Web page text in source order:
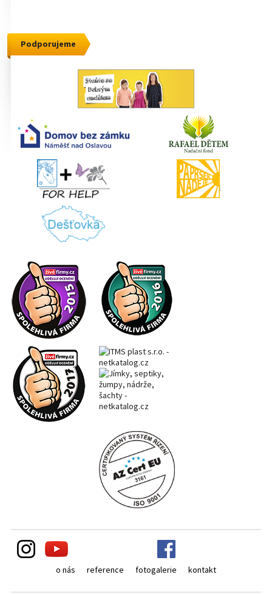
Podporujeme
o nás reference fotogalerie kontakt